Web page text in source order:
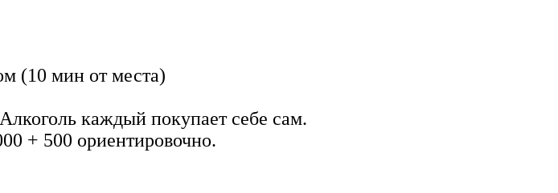
(10 мин от места)
каждый покупает себе сам.
+ 500 ориентировочно.